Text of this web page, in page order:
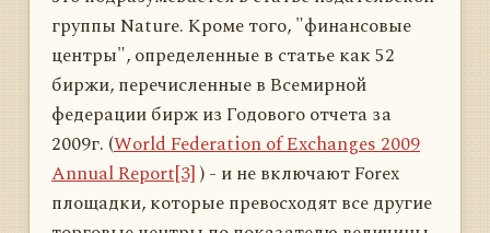
группы Nature. Кроме того, "финансовые
центры", определенные в статье как 52
биржи, перечисленные в Всемирной
федерации бирж из Годового отчета за
2009г. (World Federation of Exchanges 2009
Annual Report[3]) - и не включают Forex
площадки, которые превосходят все другие